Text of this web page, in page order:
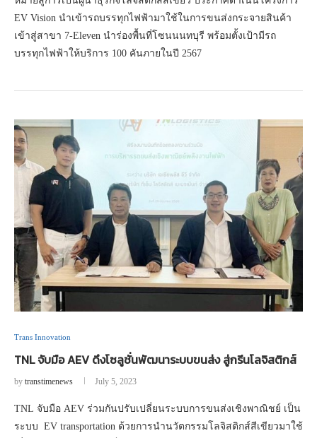
EV Vision นำเข้ารถบรรทุกไฟฟ้ามาใช้ในการขนส่งกระจายสินค้า
เข้าสู่สาขา 7-Eleven นำร่องพื้นที่โซนนนทบุรี พร้อมตั้งเป้ามีรถ
บรรทุกไฟฟ้าให้บริการ 100 คันภายในปี 2567
Trans Innovation
TNL จับมือ AEV ดึงโซลูชั่นพัฒนาระบบขนส่ง สู่กรีนโลจิสติกส์
by transtimenews July 5, 2023
TNL จับมือ AEV ร่วมกันปรับเปลี่ยนระบบการขนส่งเชิงพาณิชย์ เป็น
ระบบ EV transportation ด้วยการนำนวัตกรรมโลจิสติกส์สีเขียวมาใช้